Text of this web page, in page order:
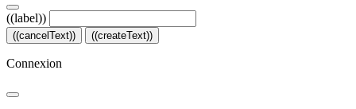
((label))
((cancelText)) ((createText))
Connexion